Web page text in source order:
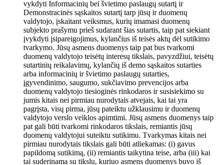
vykdyti Informacinių bei švietimo paslaugų sutartį ir
Demonstracinės sąskaitos sutartį tarp jūsų ir duomenų
valdytojo, įskaitant veiksmus, kurių imamasi duomenų
subjekto prašymu prieš sudarant šias sutartis, taip pat siekiant
įvykdyti įsipareigojimus, kylančius iš teisės aktų dėl sutikimo
tvarkymo. Jūsų asmens duomenys taip pat bus tvarkomi
duomenų valdytojo teisėtų interesų tikslais, pavyzdžiui, teisėtų
sutartinių reikalavimų, kylančių iš demo sąskaitos sutarties
arba informacinių ir švietimo paslaugų sutarties,
įgyvendinimo, saugumo, sukčiavimo prevencijos arba
duomenų valdytojo tiesioginės rinkodaros ir susisiekimo su
jumis kitais nei pirmiau nurodytais atvejais, kai tai yra
pagrįsta, visų pirma, jūsų pateiktu užklausimu ir duomenų
valdytojo verslo veiklos apimtimi. Jūsų asmens duomenys taip
pat gali būti tvarkomi rinkodaros tikslais, remiantis jūsų
duomenų valdytojui suteiktu sutikimu. Tvarkymas kitais nei
pirmiau nurodytais tikslais gali būti atliekamas: (i) gavus
papildomą sutikimą, (ii) remiantis taikytina teise, arba (iii) kai
tai suderinama su tikslu, kuriuo asmens duomenys buvo iš